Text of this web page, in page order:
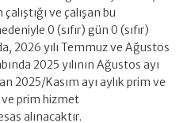
ve çalışan bu
0 (sıfır) gün 0 (sıfır)
2026 yılı Temmuz ve Ağustos
2025 yılının Ağustos ayı
2025/Kasım ayı aylık prim ve
prim hizmet
alınacaktır.